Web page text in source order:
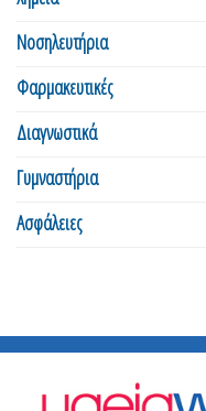
Νοσηλευτήρια
Φαρμακευτικές
Διαγνωστικά
Γυμναστήρια
Ασφάλειες